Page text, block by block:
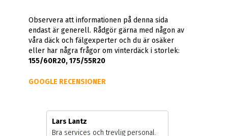
Observera att informationen på denna sida
endast är generell. Rådgör gärna med någon av
våra däck och fälgexperter och du är osäker
eller har några frågor om vinterdäck i storlek:
155/60R20, 175/55R20
GOOGLE RECENSIONER
Lars Lantz
Bra services och trevlig personal.